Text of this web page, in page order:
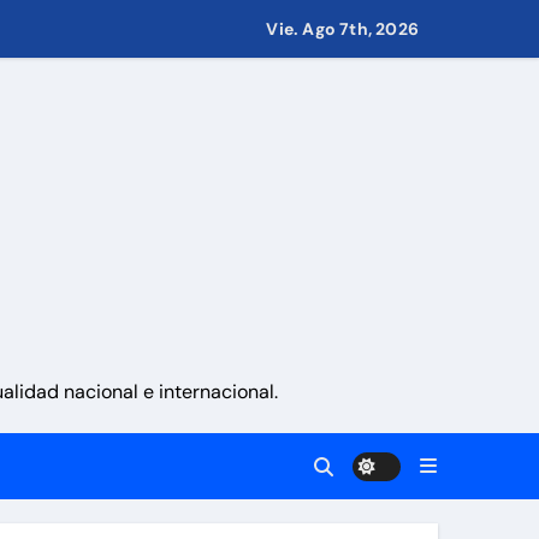
6 de agosto 2026
Vie. Ago 7th, 2026
nacional e internacional.